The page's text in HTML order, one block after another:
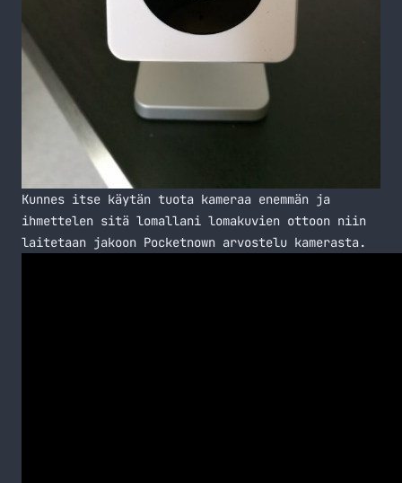
Kunnes itse käytän tuota kameraa enemmän ja
ihmettelen sitä lomallani lomakuvien ottoon niin
laitetaan jakoon Pocketnown arvostelu kamerasta.